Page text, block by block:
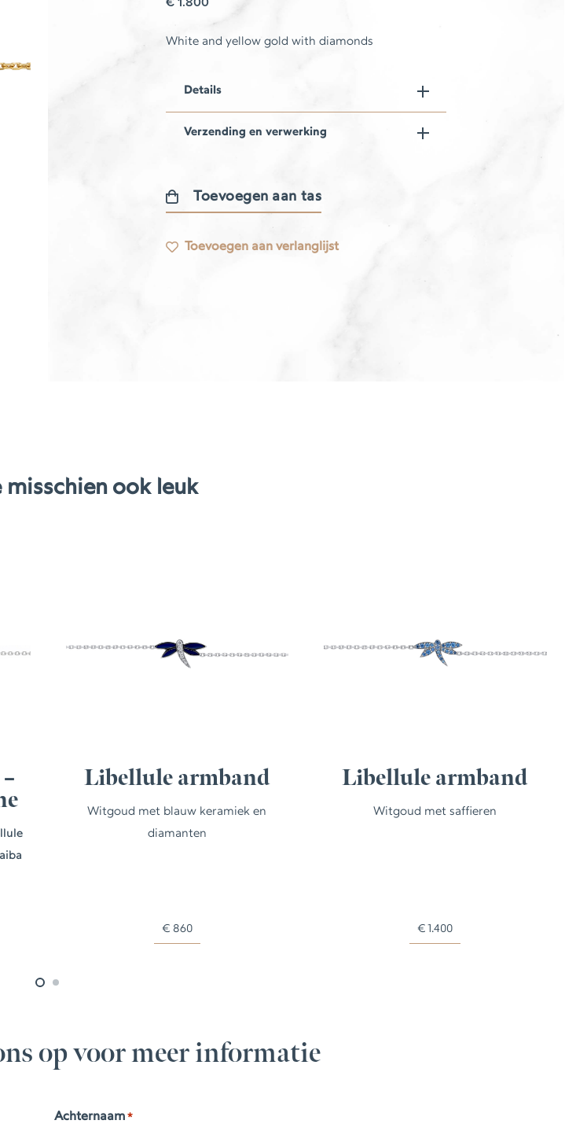
White and yellow gold with diamonds
Details
Verzending en verwerking
Libellule
aantal
Toevoegen aan tas
Toevoegen aan verlanglijst
ook leuk
Libellule armband
Witgoud met blauw keramiek en
diamanten
€ 860
Libellule armband
Witgoud met saffieren
€ 1.400
op voor meer informatie
Achternaam *